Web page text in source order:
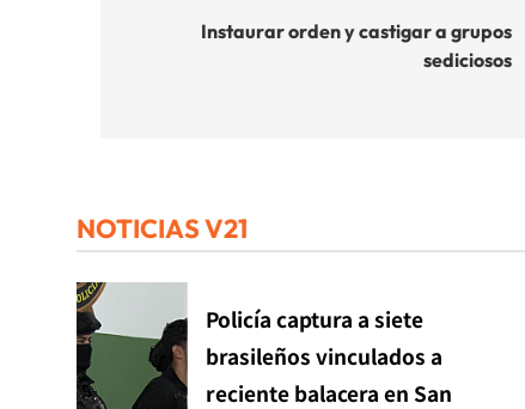
Instaurar orden y castigar a grupos
sediciosos
NOTICIAS V21
Policía captura a siete
brasileños vinculados a
reciente balacera en San